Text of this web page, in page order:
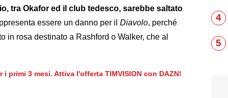
tra Okafor ed il club tedesco, sarebbe saltato
essere un danno per il Diavolo, perché
in rosa destinato a Rashford o Walker, che al
i primi 3 mesi. Attiva l'offerta TIMVISION con DAZN!
4
5